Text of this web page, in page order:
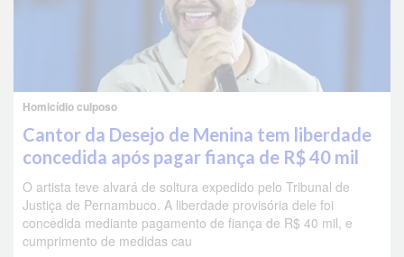
Homicídio culposo
Cantor da Desejo de Menina tem liberdade
concedida após pagar fiança de R$ 40 mil
O artista teve alvará de soltura expedido pelo Tribunal de
Justiça de Pernambuco. A liberdade provisória dele foi
concedida mediante pagamento de fiança de R$ 40 mil, e
cumprimento de medidas cau